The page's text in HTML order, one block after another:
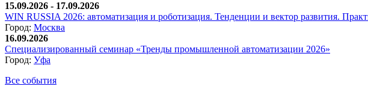
15.09.2026 - 17.09.2026
WIN RUSSIA 2026: автоматизация и роботизация. Тенденции и вектор развития.
Город: Москва
16.09.2026
Специализированный семинар «Тренды промышленной автоматизации 2026»
Город: Уфа
Все события